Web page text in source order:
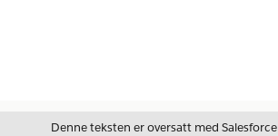
Denne teksten er oversatt med Salesforce